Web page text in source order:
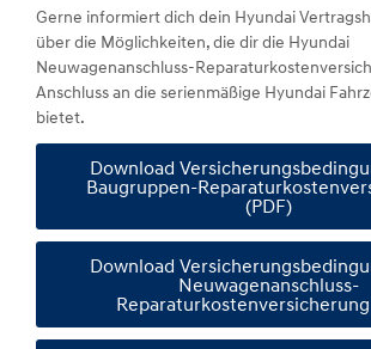
Gerne informiert dich dein Hyundai
über die Möglichkeiten, die dir die Hyundai
Neuwagenanschluss-
Anschluss an die serienmäßige Hyundai
bietet.
Download
Baugruppen-
(PDF)
Download
Neuwagenanschluss-
Reparaturkostenversicherung